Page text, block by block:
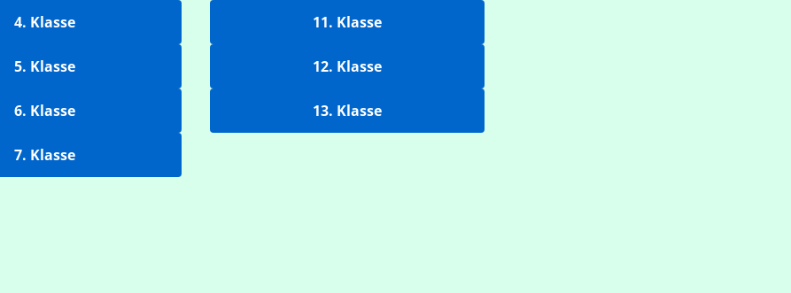
4. Klasse
5. Klasse
6. Klasse
7. Klasse
11. Klasse
12. Klasse
13. Klasse